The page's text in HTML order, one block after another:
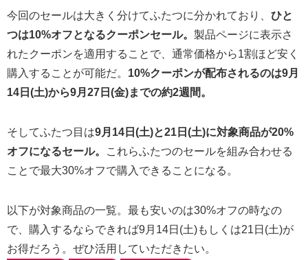
今回のセールは大きく分けてふたつに分かれており、 ひと
つは10%オフとなるクーポンセール。 製品ページに表示さ
れたクーポンを適用することで、通常価格から1割ほど安く
購入することが可能だ。 10%クーポンが配布されるのは9月
14日(土)から9月27日(金)までの約2週間。
そしてふたつ目は9月14日(土)と21日(土)に対象商品が20%
オフになるセール。
これらふたつのセールを組み合わせる
ことで最大30%オフで購入できることになる。
以下が対象商品の一覧。最も安いのは30%オフの時なの
で、購入するならできれば9月14日(土)もしくは21日(土)が
お得だろう。ぜひ活用していただきたい。